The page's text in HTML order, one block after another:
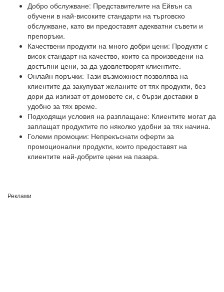
Добро обслужване: Представителите на Ейвън са
обучени в най-високите стандарти на търговско
обслужване, като ви предоставят адекватни съвети и
препоръки.
Качествени продукти на много добри цени: Продукти с
висок стандарт на качество, които са произведени на
достъпни цени, за да удовлетворят клиентите.
Онлайн поръчки: Тази възможност позволява на
клиентите да закупуват желаните от тях продукти, без
дори да излизат от домовете си, с бързи доставки в
удобно за тях време.
Подходящи условия на разплащане: Клиентите могат да
заплащат продуктите по няколко удобни за тях начина.
Големи промоции: Непрекъснати оферти за
промоционални продукти, които предоставят на
клиентите най-добрите цени на пазара.
Реклами